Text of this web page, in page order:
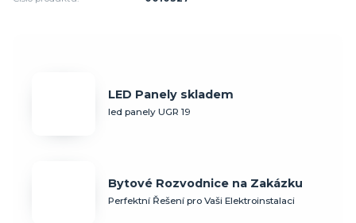
LED Panely skladem
led panely UGR 19
Bytové Rozvodnice na Zakázku
Perfektní Řešení pro Vaši Elektroinstalaci